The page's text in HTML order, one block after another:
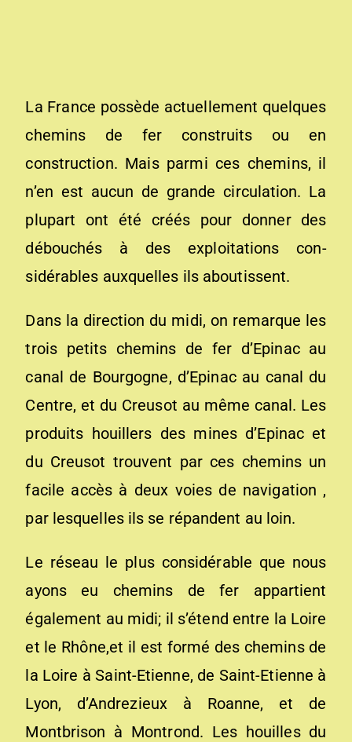
La France possède actuellement quelques
chemins de fer construits ou en
construction. Mais parmi ces chemins, il
n’en est aucun de grande circulation. La
plupart ont été créés pour donner des
débouchés à des exploitations con­
sidérables auxquelles ils aboutissent.
Dans la direction du midi, on remarque les
trois petits chemins de fer d’Epinac au
canal de Bourgogne, d’Epinac au canal du
Centre, et du Creusot au même canal. Les
produits houillers des mines d’Epinac et
du Creusot trou­vent par ces chemins un
facile accès à deux voies de navi­gation ,
par lesquelles ils se répandent au loin.
Le réseau le plus considérable que nous
ayons eu chemins de fer appartient
également au midi; il s’étend entre la Loire
et le Rhône,et il est formé des chemins de
la Loire à Saint-Etienne, de Saint-Etienne à
Lyon, d’Andrezieux à Roanne, et de
Montbrison à Montrond. Les houilles du